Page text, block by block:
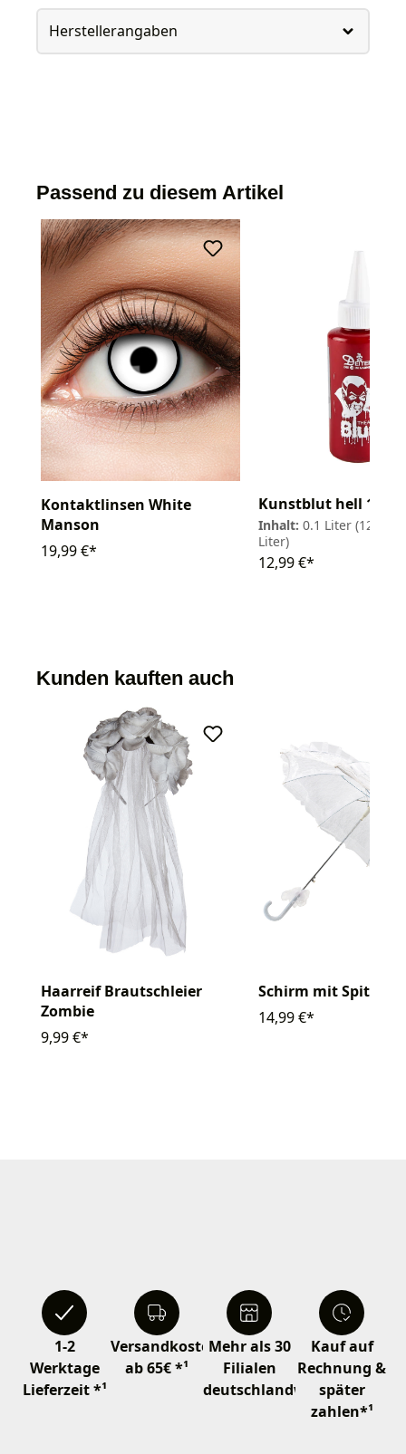
Herstellerangaben
Passend zu diesem Artikel
Kontaktlinsen White
Manson
19,99 €*
Kunstblut hell
Inhalt: 0.1 Liter (129,90
Liter)
12,99 €*
Kunden kauften auch
Haarreif Brautschleier
Zombie
9,99 €*
Schirm mit Spitze
14,99 €*
1-2
Werktage
Lieferzeit *¹
Versandkostenfrei
ab 65€ *¹
Mehr als 30
Filialen
deutschlandweit
Kauf auf
Rechnung &
später
zahlen*¹